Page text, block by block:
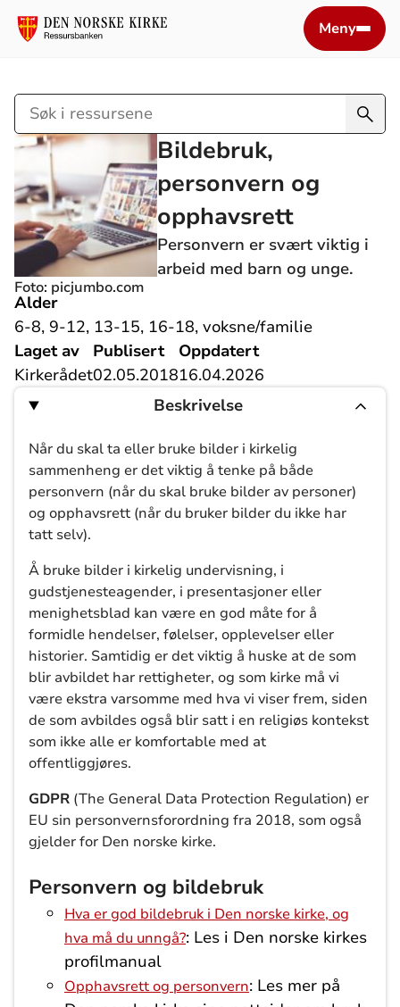
Meny
Søk
i
ressursene
Foto: picjumbo.com
Bildebruk,
personvern og
opphavsrett
Personvern er svært viktig i
arbeid med barn og unge.
Alder
6-8, 9-12, 13-15, 16-18, voksne/familie
Laget av
Kirkerådet
Publisert
02.05.2018
Oppdatert
16.04.2026
Beskrivelse
Når du skal ta eller bruke bilder i kirkelig
sammenheng er det viktig å tenke på både
personvern (når du skal bruke bilder av personer)
og opphavsrett (når du bruker bilder du ikke har
tatt selv).
Å bruke bilder i kirkelig undervisning, i
gudstjenesteagender, i presentasjoner eller
menighetsblad kan være en god måte for å
formidle hendelser, følelser, opplevelser eller
historier. Samtidig er det viktig å huske at de som
blir avbildet har rettigheter, og som kirke må vi
være ekstra varsomme med hva vi viser frem, siden
de som avbildes også blir satt i en religiøs kontekst
som ikke alle er komfortable med at
offentliggjøres.
GDPR (The General Data Protection Regulation) er
EU sin personvernsforordning fra 2018, som også
gjelder for Den norske kirke.
Personvern og bildebruk
Hva er god bildebruk i Den norske kirke, og
hva må du unngå?: Les i Den norske kirkes
profilmanual
Opphavsrett og personvern: Les mer på